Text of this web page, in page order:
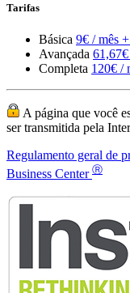
Tarifas
Básica 9€ / mês
Avançada
Completa 120€ /
A página que você
ser transmitida pela
Regulamento geral de
Business Center Ⓡ